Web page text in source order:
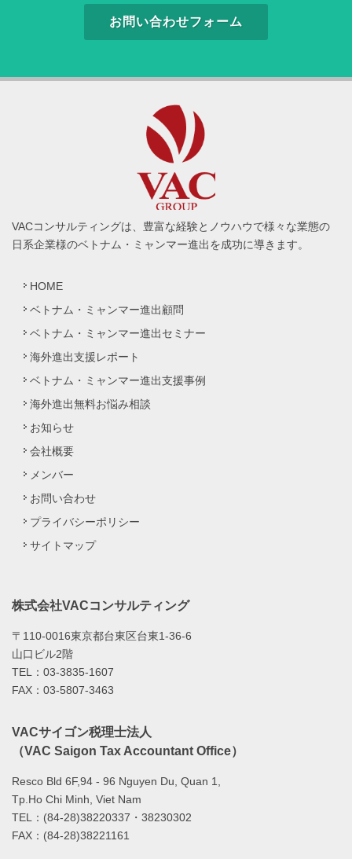
お問い合わせフォーム
VACコンサルティングは、豊富な経験とノウハウで様々な業態の
日系企業様のベトナム・ミャンマー進出を成功に導きます。
HOME
ベトナム・ミャンマー進出顧問
ベトナム・ミャンマー進出セミナー
海外進出支援レポート
ベトナム・ミャンマー進出支援事例
海外進出無料お悩み相談
お知らせ
会社概要
メンバー
お問い合わせ
プライバシーポリシー
サイトマップ
株式会社VACコンサルティング
〒110-0016東京都台東区台東1-36-6
山口ビル2階
TEL：03-3835-1607
FAX：03-5807-3463
VACサイゴン税理士法人
（VAC Saigon Tax Accountant Office）
Resco Bld 6F,94 - 96 Nguyen Du, Quan 1,
Tp.Ho Chi Minh, Viet Nam
TEL：(84-28)38220337・38230302
FAX：(84-28)38221161